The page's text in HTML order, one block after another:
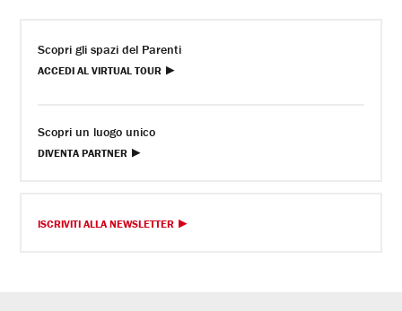
Scopri gli spazi del Parenti
ACCEDI AL VIRTUAL TOUR
Scopri un luogo unico
DIVENTA PARTNER
ISCRIVITI ALLA NEWSLETTER